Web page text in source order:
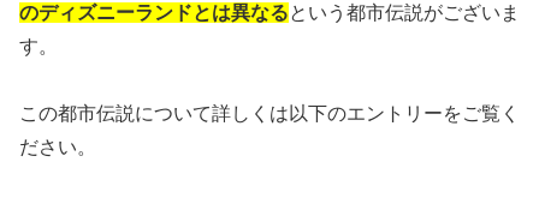
のディズニーランドとは異なるという都市伝説がございま
す。
この都市伝説について詳しくは以下のエントリーをご覧く
ださい。